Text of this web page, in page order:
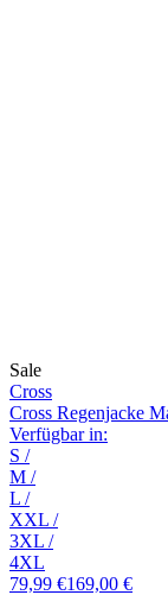
Sale
Cross
Cross Regenjacke
Verfügbar in:
S /
M /
L /
XXL /
3XL /
4XL
79,99 €169,00 €